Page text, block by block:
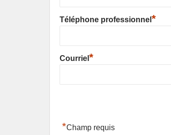
Téléphone professionnel *
Courriel *
*Champ requis